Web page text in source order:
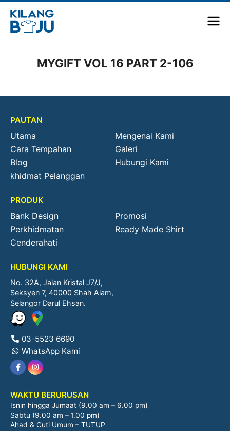
MYGIFT VOL 16 PART 2-106
PAUTAN
Utama
Mengenai Kami
Cara Tempahan
Galeri
Blog
Hubungi Kami
khidmat Pelanggan
PRODUK
Bank Design
Promosi
Perkhidmatan
Ready Made Shirt
Cenderahati
HUBUNGI KAMI
No. 32A, Jalan Kristal J7/J,
Seksyen 7, 40000 Shah Alam,
Selangor Darul Ehsan.
03-5523 6690
WhatsApp Kami
WAKTU BERURUSAN
Isnin hingga Jumaat (9.00 am – 6.00 pm)
Sabtu (9.00 am – 1.00 pm)
Ahad & Cuti Umum – TUTUP